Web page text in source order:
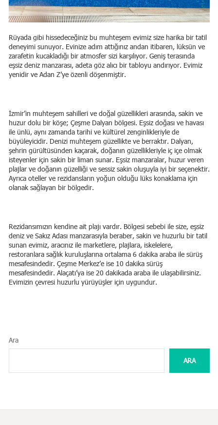
Rüyada gibi hissedeceğiniz bu muhteşem evimiz size harika bir tatil
deneyimi sunuyor. Evinize adım attığınız andan itibaren, lüksün ve
zarafetin kucakladığı bir atmosfer sizi karşılıyor. Geniş terasında
eşsiz deniz manzarası, adeta göz alıcı bir tabloyu andırıyor. Evimiz
yenidir ve Adan Z’ye özenli döşenmiştir.
İzmir’in muhteşem sahilleri ve doğal güzellikleri arasında, sakin ve
huzur dolu bir köşe; Çeşme Dalyan bölgesi. Eşsiz doğası ve havası
ile ünlü, aynı zamanda tarihi ve kültürel zenginlikleriyle de
büyüleyicidir. Denizi muhteşem güzellikte ve berraktır. Dalyan,
şehrin gürültüsünden kaçarak, doğanın güzellikleriyle iç içe olmak
isteyenler için sakin bir liman sunar. Eşsiz manzaralar, huzur veren
plajlar ve doğanın güzelliği ve sessiz sakin oluşuyla iyi bir seçenektir.
Ayrıca oteller ve rezidansların yoğun olduğu lüks konaklama için
olanak sağlayan bir bölgedir.
Rezidansımızın kendine ait plajı vardır. Bölgesi sebebi ile size, eşsiz
deniz ve Sakız Adası manzarasıyla beraber, sakin ve huzurlu bir tatil
sunan evimiz, aracınız ile marketlere, plajlara, iskelelere,
restoranlara sağlık kuruluşlarına ortalama 6 dakika araba ile sürüş
mesafesindedir. Çeşme Merkez’e ise 10 dakika sürüş
mesafesindedir. Alaçatı’ya ise 20 dakikada araba ile ulaşabilirsiniz.
Evimizin çevresi huzurlu yürüyüşler için uygundur.
Ara
ARA